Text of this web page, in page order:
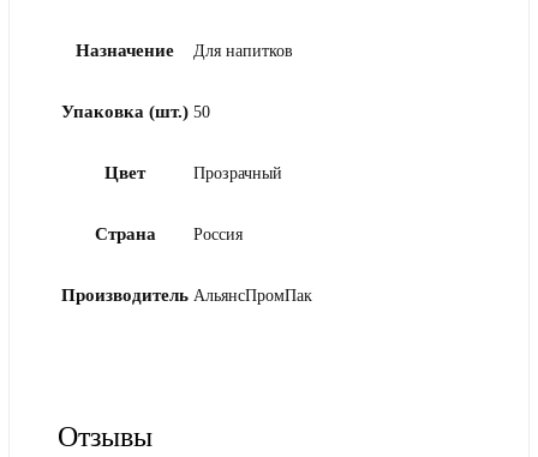
Назначение Для напитков
Упаковка (шт.) 50
Цвет Прозрачный
Страна Россия
Производитель АльянсПромПак
Отзывы